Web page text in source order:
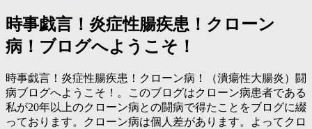
時事戯言！炎症性腸疾患！クローン
病！ブログへようこそ！
時事戯言！炎症性腸疾患！クローン病！（潰瘍性大腸炎）闘
病ブログへようこそ！。このブログはクローン病患者である
私が20年以上のクローン病との闘病で得たことをブログに綴
っております。クローン病は個人差があります。よってクロ